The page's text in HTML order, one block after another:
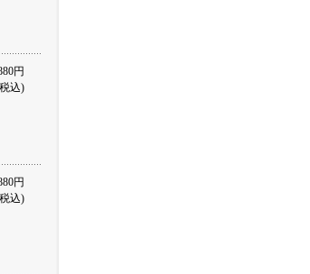
円
込)
円
込)